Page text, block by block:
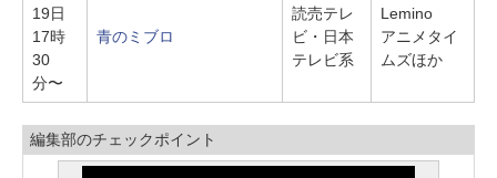
19日
17時
30
分〜
青のミブロ
読売テレ
ビ・日本
テレビ系
Lemino
アニメタイ
ムズほか
編集部のチェックポイント